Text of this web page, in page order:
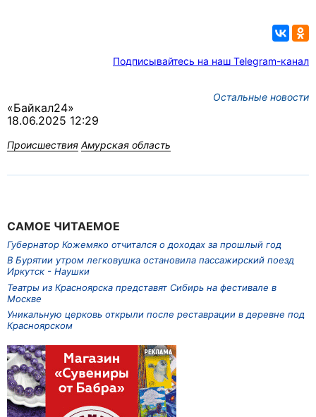
Подписывайтесь на наш Telegram-канал
Остальные новости
«Байкал24»
18.06.2025 12:29
Происшествия Амурская область
САМОЕ ЧИТАЕМОЕ
Губернатор Кожемяко отчитался о доходах за прошлый год
В Бурятии утром легковушка остановила пассажирский поезд
Иркутск - Наушки
Театры из Красноярска представят Сибирь на фестивале в
Москве
Уникальную церковь открыли после реставрации в деревне под
Красноярском